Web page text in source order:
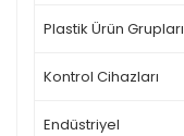
Plastik Ürün Grupları
Kontrol Cihazları
Endüstriyel